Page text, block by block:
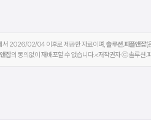
서 2026/02/04 이후로 제공한 자료이며, 솔루션.피플앤잡(
잡의 동의없이 재배포할 수 없습니다.<저작권자 ⓒ 솔루션.